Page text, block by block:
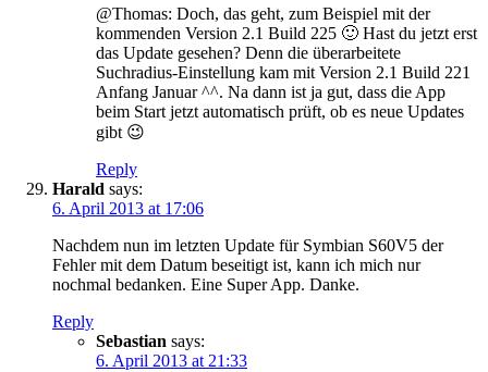
@Thomas: Doch, das geht, zum Beispiel mit der
kommenden Version 2.1 Build 225 🙂 Hast du jetzt erst
das Update gesehen? Denn die überarbeitete
Suchradius-Einstellung kam mit Version 2.1 Build 221
Anfang Januar ^^. Na dann ist ja gut, dass die App
beim Start jetzt automatisch prüft, ob es neue Updates
gibt 😉
Reply
Harald says:
6. April 2013 at 17:06
Nachdem nun im letzten Update für Symbian S60V5 der
Fehler mit dem Datum beseitigt ist, kann ich mich nur
nochmal bedanken. Eine Super App. Danke.
Reply
Sebastian says:
6. April 2013 at 21:33